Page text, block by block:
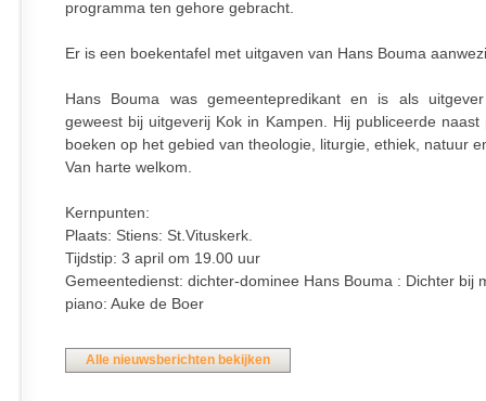
programma ten gehore gebracht.
Er is een boekentafel met uitgaven van Hans Bouma
Hans Bouma was gemeentepredikant en is als
geweest bij uitgeverij Kok in Kampen. Hij publiceerde naast
boeken op het gebied van theologie, liturgie, ethiek, natuur
Van harte welkom.
Kernpunten:
Plaats: Stiens: St.Vituskerk.
Tijdstip: 3 april om 19.00 uur
Gemeentedienst: dichter-dominee Hans Bouma : Dichter bij
piano: Auke de Boer
Alle nieuwsberichten bekijken